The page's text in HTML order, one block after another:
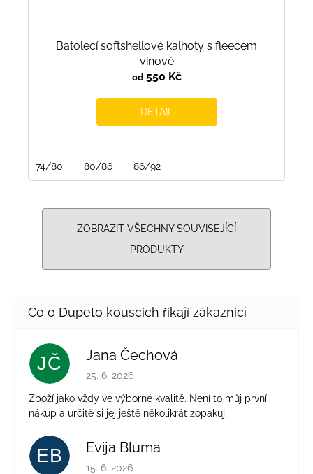
Batolecí softshellové kalhoty s fleecem
vínové
od550 Kč
DETAIL
74/80 80/86 86/92
ZOBRAZIT VŠECHNY SOUVISEJÍCÍ
PRODUKTY
JČ Jana Čechová
Hodnocení obchodu je 5 z 5 hvězdiček.
25. 6. 2026
Zboží jako vždy ve výborné kvalitě. Není to můj první
nákup a určitě si jej ještě několikrát zopakuji.
EB Evija Bluma
Hodnocení obchodu je 5 z 5 hvězdiček.
15. 6. 2026